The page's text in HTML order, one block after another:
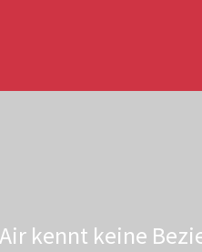
kennt keine